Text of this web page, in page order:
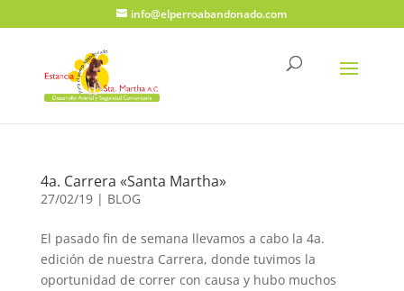
info@elperroabandonado.com
4a. Carrera «Santa Martha»
27/02/19| BLOG
El pasado fin de semana llevamos a cabo la 4a.
edición de nuestra Carrera, donde tuvimos la
oportunidad de correr con causa y hubo muchos